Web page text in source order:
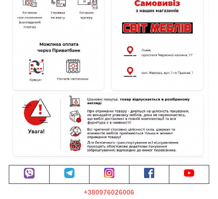
+380976026006